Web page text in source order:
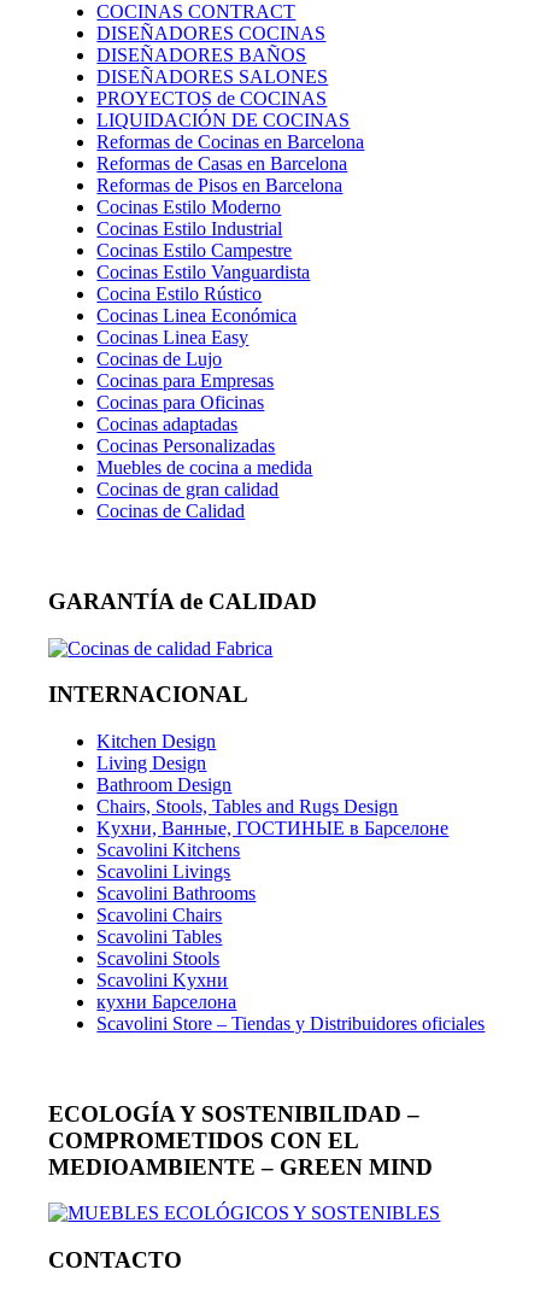
COCINAS CONTRACT
DISEÑADORES COCINAS
DISEÑADORES BAÑOS
DISEÑADORES SALONES
PROYECTOS de COCINAS
LIQUIDACIÓN DE COCINAS
Reformas de Cocinas en Barcelona
Reformas de Casas en Barcelona
Reformas de Pisos en Barcelona
Cocinas Estilo Moderno
Cocinas Estilo Industrial
Cocinas Estilo Campestre
Cocinas Estilo Vanguardista
Cocina Estilo Rústico
Cocinas Linea Económica
Cocinas Linea Easy
Cocinas de Lujo
Cocinas para Empresas
Cocinas para Oficinas
Cocinas adaptadas
Cocinas Personalizadas
Muebles de cocina a medida
Cocinas de gran calidad
Cocinas de Calidad
GARANTÍA de CALIDAD
INTERNACIONAL
Kitchen Design
Living Design
Bathroom Design
Chairs, Stools, Tables and Rugs Design
Kухни, Ванные, ГОСТИНЫЕ в Барселоне
Scavolini Kitchens
Scavolini Livings
Scavolini Bathrooms
Scavolini Chairs
Scavolini Tables
Scavolini Stools
Scavolini Kухни
кухни Барселона
Scavolini Store – Tiendas y Distribuidores oficiales
ECOLOGÍA Y SOSTENIBILIDAD –
COMPROMETIDOS CON EL
MEDIOAMBIENTE – GREEN MIND
CONTACTO